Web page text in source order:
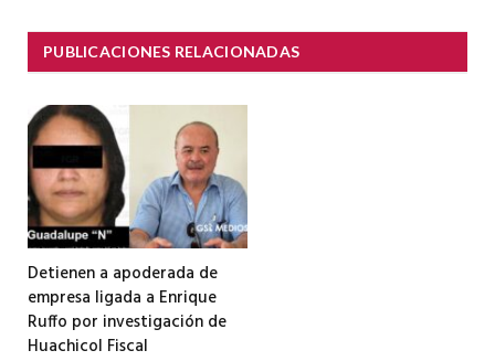
PUBLICACIONES RELACIONADAS
Detienen a apoderada de
empresa ligada a Enrique
Ruffo por investigación de
Huachicol Fiscal